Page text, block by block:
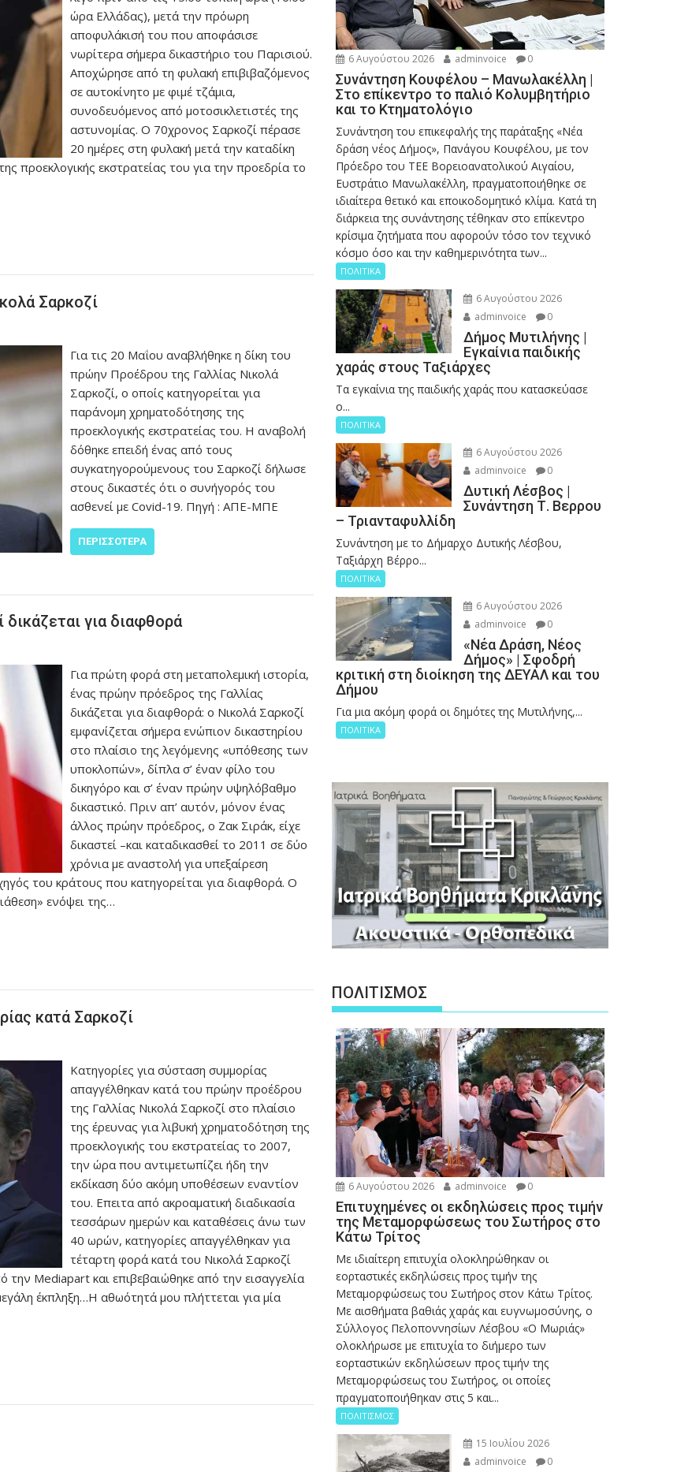
ώρα Ελλάδας), μετά την πρόωρη
αποφυλάκισή του που αποφάσισε
νωρίτερα σήμερα δικαστήριο του Παρισιού.
Αποχώρησε από τη φυλακή επιβιβαζόμενος
σε αυτοκίνητο με φιμέ τζάμια,
συνοδευόμενος από μοτοσικλετιστές της
αστυνομίας. Ο 70χρονος Σαρκοζί πέρασε
20 ημέρες στη φυλακή μετά την καταδίκη
προεκλογικής εκστρατείας του για την προεδρία το
Σαρκοζί
Για τις 20 Μαΐου αναβλήθηκε η δίκη του
πρώην Προέδρου της Γαλλίας Νικολά
Σαρκοζί, ο οποίς κατηγορείται για
παράνομη χρηματοδότησης της
προεκλογικής εκστρατείας του. Η αναβολή
δόθηκε επειδή ένας από τους
συγκατηγορούμενους του Σαρκοζί δήλωσε
στους δικαστές ότι ο συνήγορός του
ασθενεί με Covid-19. Πηγή : ΑΠΕ-ΜΠΕ
ΠΕΡΙΣΣΌΤΕΡΑ
για διαφθορά
Για πρώτη φορά στη μεταπολεμική ιστορία,
ένας πρώην πρόεδρος της Γαλλίας
δικάζεται για διαφθορά: ο Νικολά Σαρκοζί
εμφανίζεται σήμερα ενώπιον δικαστηρίου
στο πλαίσιο της λεγόμενης «υπόθεσης των
υποκλοπών», δίπλα σ’ έναν φίλο του
δικηγόρο και σ’ έναν πρώην υψηλόβαθμο
δικαστικό. Πριν απ’ αυτόν, μόνον ένας
άλλος πρώην πρόεδρος, ο Ζακ Σιράκ, είχε
δικαστεί –και καταδικασθεί το 2011 σε δύο
χρόνια με αναστολή για υπεξαίρεση
του κράτους που κατηγορείται για διαφθορά. Ο
ενόψει της…
κατά Σαρκοζί
Κατηγορίες για σύσταση συμμορίας
απαγγέλθηκαν κατά του πρώην προέδρου
της Γαλλίας Νικολά Σαρκοζί στο πλαίσιο
της έρευνας για λιβυκή χρηματοδότηση της
προεκλογικής του εκστρατείας το 2007,
την ώρα που αντιμετωπίζει ήδη την
εκδίκαση δύο ακόμη υποθέσεων εναντίον
του. Επειτα από ακροαματική διαδικασία
τεσσάρων ημερών και καταθέσεις άνω των
40 ωρών, κατηγορίες απαγγέλθηκαν για
τέταρτη φορά κατά του Νικολά Σαρκοζί
Mediapart και επιβεβαιώθηκε από την εισαγγελία
έκπληξη…Η αθωότητά μου πλήττεται για μία
6 Αυγούστου 2026 adminvoice 0
Συνάντηση Κουφέλου – Μανωλακέλλη |
Στο επίκεντρο το παλιό Κολυμβητήριο
και το Κτηματολόγιο
Συνάντηση του επικεφαλής της παράταξης «Νέα
δράση νέος Δήμος», Πανάγου Κουφέλου, με τον
Πρόεδρο του ΤΕΕ Βορειοανατολικού Αιγαίου,
Ευστράτιο Μανωλακέλλη, πραγματοποιήθηκε σε
ιδιαίτερα θετικό και εποικοδομητικό κλίμα. Κατά τη
διάρκεια της συνάντησης τέθηκαν στο επίκεντρο
κρίσιμα ζητήματα που αφορούν τόσο τον τεχνικό
κόσμο όσο και την καθημερινότητα των...
ΠΟΛΙΤΙΚΑ
6 Αυγούστου 2026
adminvoice
0
Δήμος Μυτιλήνης |
Εγκαίνια παιδικής
χαράς στους Ταξιάρχες
Tα εγκαίνια της παιδικής χαράς που κατασκεύασε
ο...
ΠΟΛΙΤΙΚΑ
6 Αυγούστου 2026
adminvoice
0
Δυτική Λέσβος |
Συνάντηση Τ. Βερρου
– Τριανταφυλλίδη
Συνάντηση με το Δήμαρχο Δυτικής Λέσβου,
Ταξιάρχη Βέρρο...
ΠΟΛΙΤΙΚΑ
6 Αυγούστου 2026
adminvoice
0
«Νέα Δράση, Νέος
Δήμος» | Σφοδρή
κριτική στη διοίκηση της ΔΕΥΑΛ και του
Δήμου
Για μια ακόμη φορά οι δημότες της Μυτιλήνης,...
ΠΟΛΙΤΙΚΑ
ΠΟΛΙΤΙΣΜΟΣ
6 Αυγούστου 2026 adminvoice 0
Επιτυχημένες οι εκδηλώσεις προς τιμήν
της Μεταμορφώσεως του Σωτήρος στο
Κάτω Τρίτος
Με ιδιαίτερη επιτυχία ολοκληρώθηκαν οι
εορταστικές εκδηλώσεις προς τιμήν της
Μεταμορφώσεως του Σωτήρος στον Κάτω Τρίτος.
Με αισθήματα βαθιάς χαράς και ευγνωμοσύνης, ο
Σύλλογος Πελοποννησίων Λέσβου «Ο Μωριάς»
ολοκλήρωσε με επιτυχία το διήμερο των
εορταστικών εκδηλώσεων προς τιμήν της
Μεταμορφώσεως του Σωτήρος, οι οποίες
πραγματοποιήθηκαν στις 5 και...
ΠΟΛΙΤΙΣΜΟΣ
15 Ιουλίου 2026
adminvoice
0